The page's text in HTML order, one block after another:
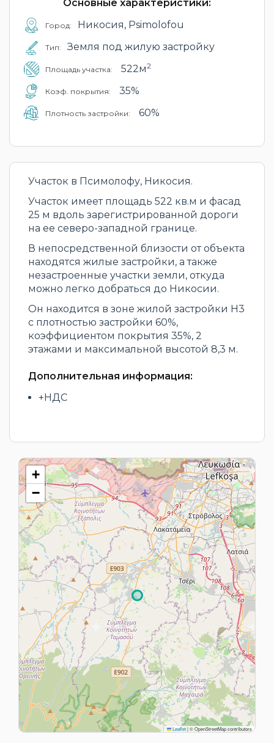
Основные характеристики:
Город: Никосия, Psimolofou
Тип: Земля под жилую застройку
Площадь участка: 522м2
Коэф. покрытия: 35%
Плотность застройки: 60%
Участок в Псимолофу, Никосия.
Участок имеет площадь 522 кв.м и фасад
25 м вдоль зарегистрированной дороги
на ее северо-западной границе.
В непосредственной близости от объекта
находятся жилые застройки, а также
незастроенные участки земли, откуда
можно легко добраться до Никосии.
Он находится в зоне жилой застройки H3
с плотностью застройки 60%,
коэффициентом покрытия 35%, 2
этажами и максимальной высотой 8,3 м.
Дополнительная информация:
+НДС
+
−
Leaflet|© OpenStreetMap contributors